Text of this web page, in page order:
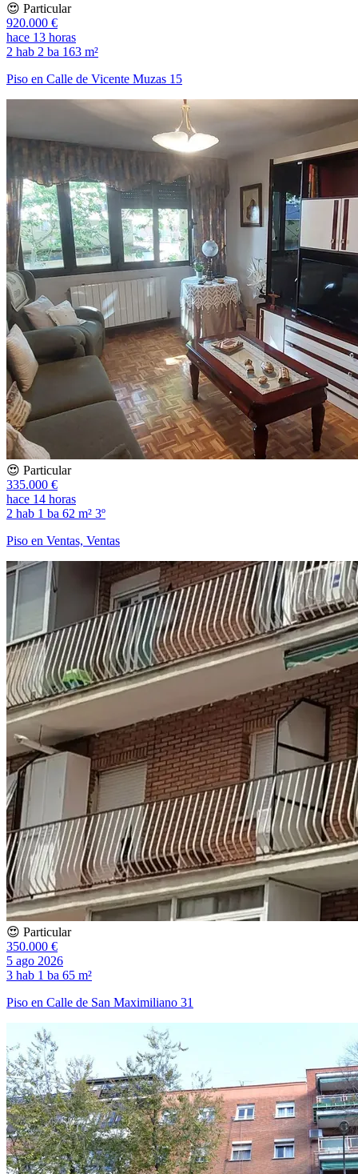
😍 Particular
920.000 €
hace 13 horas
2 hab 2 ba 163 m²
Piso en Calle de Vicente Muzas 15
😍 Particular
335.000 €
hace 14 horas
2 hab 1 ba 62 m² 3º
Piso en Ventas, Ventas
😍 Particular
350.000 €
5 ago 2026
3 hab 1 ba 65 m²
Piso en Calle de San Maximiliano 31